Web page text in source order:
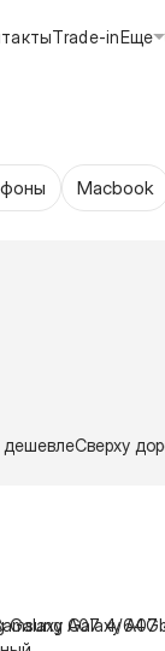
Trade-inЕще
Macbook
дешевлеСверху